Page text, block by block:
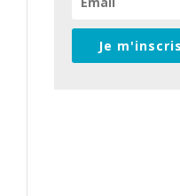
Je m'inscris